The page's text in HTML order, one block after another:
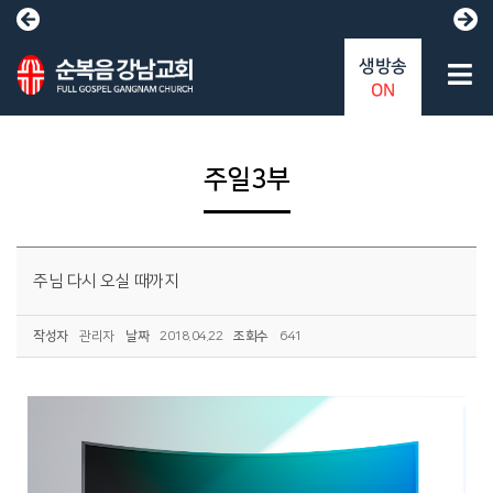
주일3부
주님 다시 오실 때까지
작성자 관리자 날짜 2018.04.22 조회수 641
생방송
ON